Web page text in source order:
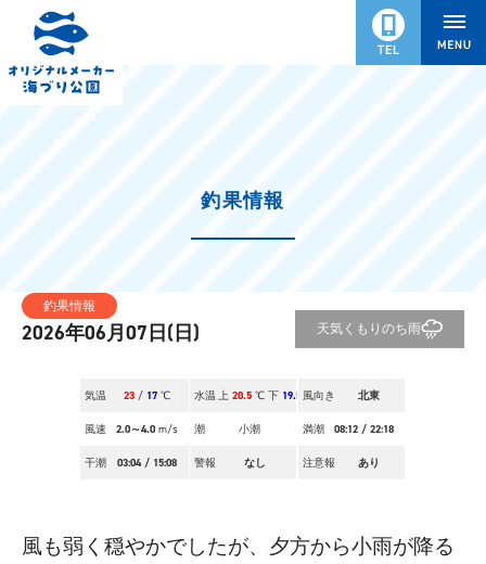
釣果情報
釣果情報
2026年06月07日(日) 天気くもりのち雨
気温 23 / 17 ℃ 水温 上 20.5 ℃ 下 19.5℃
風向き 北東
風速 2.0～4.0 m/s 潮 小潮 満潮 08:12 / 22:18
干潮 03:04 / 15:08 警報 なし 注意報 あり
風も弱く穏やかでしたが、夕方から小雨が降る